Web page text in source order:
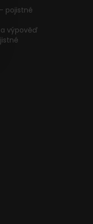
pojistné
a výpověď